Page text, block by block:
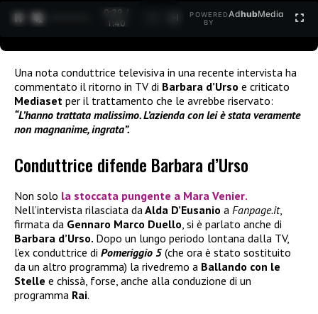
0:30 /
1:40
POWERED
BY
AdhubMedia
Una nota conduttrice televisiva in una recente intervista ha
commentato il ritorno in TV di Barbara d’Urso e criticato
Mediaset per il trattamento che le avrebbe riservato:
“L’hanno trattata malissimo. L’azienda con lei è stata veramente
non magnanime, ingrata”.
Conduttrice difende Barbara d’Urso
Non solo la stoccata pungente a Mara Venier.
Nell’intervista rilasciata daAlda D’Eusanio a Fanpage.it,
firmata da Gennaro Marco Duello, si è parlato anche di
Barbara d’Urso. Dopo un lungo periodo lontana dalla TV,
l’ex conduttrice di Pomeriggio 5 (che ora è stato sostituito
da un altro programma) la rivedremo a Ballando con le
Stelle e chissà, forse, anche alla conduzione di un
programma Rai.